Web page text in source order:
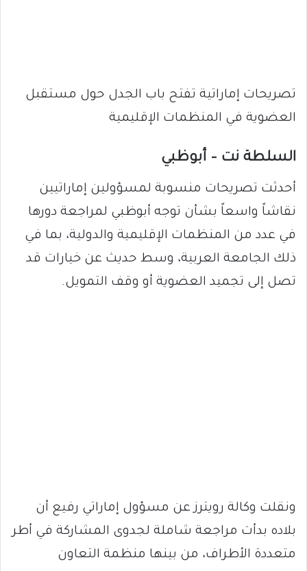
تصريحات إماراتية تفتح باب الجدل حول مستقبل
العضوية في المنظمات الإقليمية
السلطة نت – أبوظبي
أحدثت تصريحات منسوبة لمسؤولين إماراتيين
نقاشاً واسعاً بشأن توجه أبوظبي لمراجعة دورها
في عدد من المنظمات الإقليمية والدولية، بما في
ذلك الجامعة العربية، وسط حديث عن خيارات قد
تصل إلى تجميد العضوية أو وقف التمويل.
ونقلت وكالة رويترز عن مسؤول إماراتي رفيع أن
بلاده بدأت مراجعة شاملة لجدوى المشاركة في أطر
متعددة الأطراف، من بينها منظمة التعاون